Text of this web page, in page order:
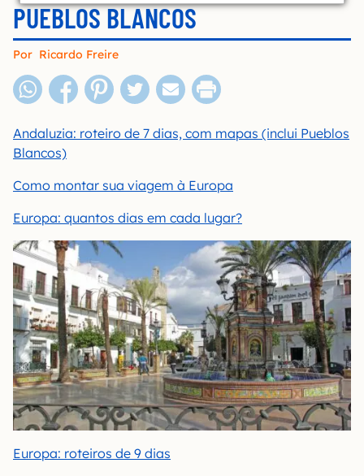
PUEBLOS BLANCOS
Por Ricardo Freire
Andaluzia: roteiro de 7 dias, com mapas (inclui Pueblos
Blancos)
Como montar sua viagem à Europa
Europa: quantos dias em cada lugar?
Europa: roteiros de 9 dias